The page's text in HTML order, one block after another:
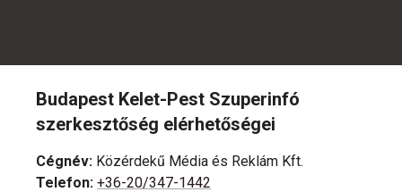
Budapest Kelet-Pest Szuperinfó
szerkesztőség elérhetőségei
Cégnév: Közérdekű Média és Reklám Kft.
Telefon: +36-20/347-1442